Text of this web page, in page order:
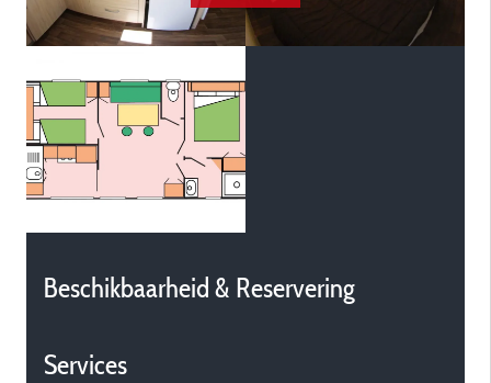
Beschikbaarheid & Reservering
Services